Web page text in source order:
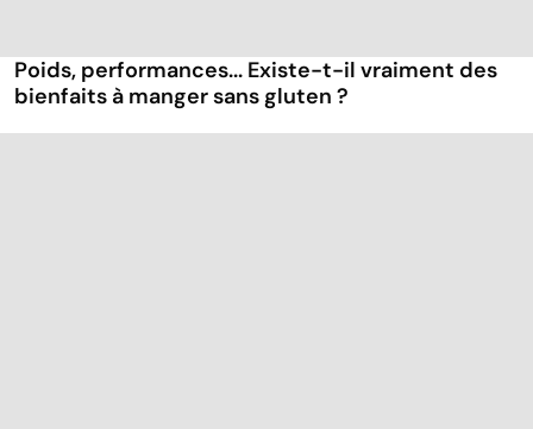
Poids, performances... Existe-t-il vraiment des
bienfaits à manger sans gluten ?